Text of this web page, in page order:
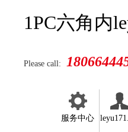
1PC六角内
Please call:
服务中心